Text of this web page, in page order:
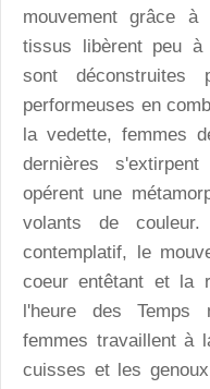
mouvement grâce
tissus libèrent peu à
sont
performeuses en
la vedette, femmes
dernières
opérent une
volants de
contemplatif, le
coeur entêtant et la
l'heure des Temps
femmes travaillent à
cuisses et les